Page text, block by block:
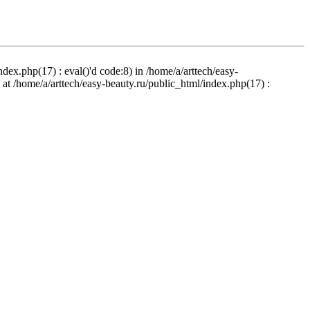
: eval()'d code:8) in /home/a/arttech/easy-
/home/a/arttech/easy-beauty.ru/public_html/index.php(17) :